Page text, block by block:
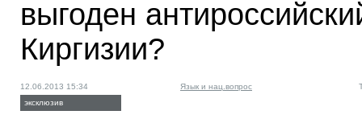
выгоден
Киргизии?
12.06.2013 15:34 Язык и нац.вопрос
эксклюзив